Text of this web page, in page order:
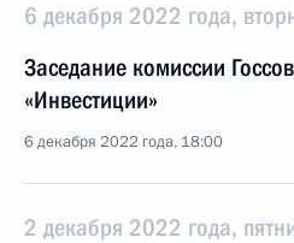
6 декабря 2022 года,
Заседание комиссии
«Инвестиции»
6 декабря 2022 года, 18:00
2 декабря 2022 года,